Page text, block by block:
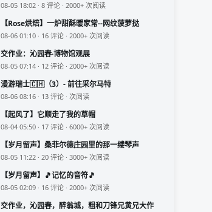
08-05 18:02 · 8 评论 · 2000+ 次阅读
【Rose烘焙】一炉甜酥暖家常--网纹菠萝挞
08-06 01:10 · 16 评论 · 2000+ 次阅读
交作业：沁园春·博物馆观展
08-05 07:14 · 12 评论 · 2000+ 次阅读
漫游瑞士🇨🇭（3）- 前往采尔马特
08-06 08:16 · 13 评论 · 次阅读
【起风了】它顺走了我的草帽
08-04 05:50 · 17 评论 · 6000+ 次阅读
【岁月留声】桑菲尔德庄园里的那一缕琴声
08-05 11:22 · 20 评论 · 3000+ 次阅读
【岁月留声】🎵记忆的音符🎵
08-05 02:09 · 16 评论 · 2000+ 次阅读
交作业，沁园春，醉翁城，粗和刀锋兄黄兄大作